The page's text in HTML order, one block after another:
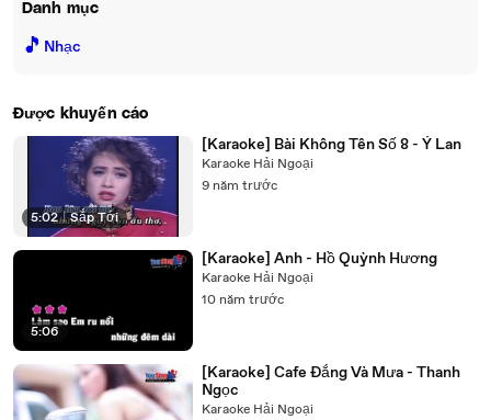
Danh mục
🎵 Nhạc
Được khuyến cáo
5:02 | Sắp Tới
[Karaoke] Bài Không Tên Số 8 - Ý Lan
Karaoke Hải Ngoại
9 năm trước
5:06
[Karaoke] Anh - Hồ Quỳnh Hương
Karaoke Hải Ngoại
10 năm trước
[Karaoke] Cafe Đắng Và Mưa - Thanh
Ngọc
Karaoke Hải Ngoại